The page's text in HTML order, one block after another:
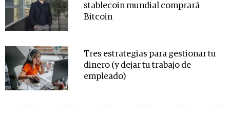
stablecoin mundial comprará
Bitcoin
Tres estrategias para gestionar tu
dinero (y dejar tu trabajo de
empleado)